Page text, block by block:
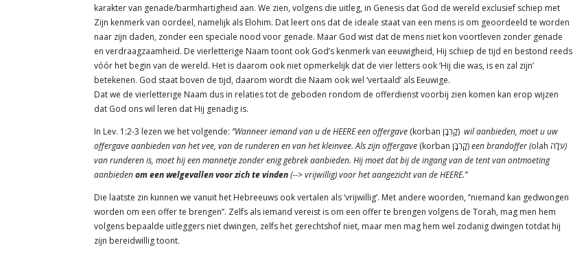
karakter van genade/barmhartigheid aan. We zien, volgens die uitleg, in Genesis dat God de wereld exclusief schiep met
Zijn kenmerk van oordeel, namelijk als Elohim. Dat leert ons dat de ideale staat van een mens is om geoordeeld te worden
naar zijn daden, zonder een speciale nood voor genade. Maar God wist dat de mens niet kon voortleven zonder genade
en verdraagzaamheid. De vierletterige Naam toont ook God’s kenmerk van eeuwigheid, Hij schiep de tijd en bestond reeds
vóór het begin van de wereld. Het is daarom ook niet opmerkelijk dat de vier letters ook ‘Hij die was, is en zal zijn’
betekenen. God staat boven de tijd, daarom wordt die Naam ook wel ‘vertaald’ als Eeuwige.
Dat we de vierletterige Naam dus in relaties tot de geboden rondom de offerdienst voorbij zien komen kan erop wijzen
dat God ons wil leren dat Hij genadig is.
In Lev. 1:2-3 lezen we het volgende: ‘’Wanneer iemand van u de HEERE een offergave (korban קָרְבָּן) wil aanbieden, moet u uw
offergave aanbieden van het vee, van de runderen en van het kleinvee. Als zijn offergave
(korban קָרְבָּן)een brandoffer ( olah עֹלָה)
van runderen is, moet hij een mannetje zonder enig gebrek aanbieden. Hij moet dat bij de ingang van de tent van ontmoeting
aanbiedenom een welgevallen voor zich te vinden(-->vrijwillig) voor het aangezicht van de HEERE.’’
Die laatste zin kunnen we vanuit het Hebreeuws ook vertalen als ‘vrijwillig’. Met andere woorden, ‘’niemand kan gedwongen
worden om een offer te brengen’’. Zelfs als iemand vereist is om een offer te brengen volgens de Torah, mag men hem
volgens bepaalde uitleggers niet dwingen, zelfs het gerechtshof niet, maar men mag hem wel zodanig dwingen totdat hij
zijn bereidwillig toont.